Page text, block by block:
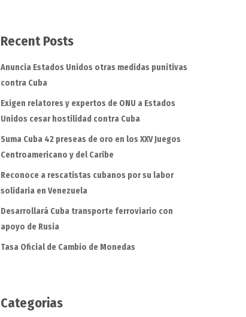
Recent Posts
Anuncia Estados Unidos otras medidas punitivas
contra Cuba
Exigen relatores y expertos de ONU a Estados
Unidos cesar hostilidad contra Cuba
Suma Cuba 42 preseas de oro en los XXV Juegos
Centroamericano y del Caribe
Reconoce a rescatistas cubanos por su labor
solidaria en Venezuela
Desarrollará Cuba transporte ferroviario con
apoyo de Rusia
Tasa Oficial de Cambio de Monedas
Categorias